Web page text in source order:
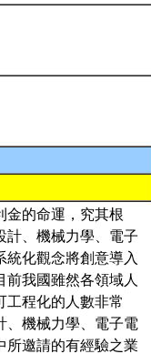
金的命運，究其根
計、機械力學、電子
化觀念將創意導入
我國雖然各領域人
工程化的人數非常
、機械力學、電子電
所邀請的有經驗之業